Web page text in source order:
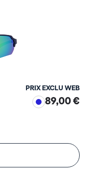
PRIX EXCLU WEB
89,00 €